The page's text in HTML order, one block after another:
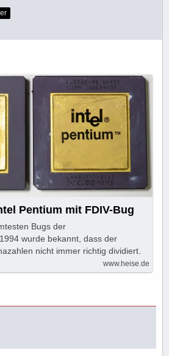
Pentium mit FDIV-Bug
Bugs der
wurde bekannt, dass der
nicht immer richtig dividiert.
www.heise.de